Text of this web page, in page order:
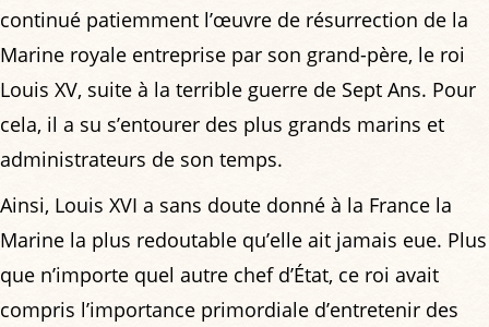
continué patiemment l’œuvre de résurrection de la
Marine royale entreprise par son grand-père, le roi
Louis XV, suite à la terrible guerre de Sept Ans. Pour
cela, il a su s’entourer des plus grands marins et
administrateurs de son temps.
Ainsi, Louis XVI a sans doute donné à la France la
Marine la plus redoutable qu’elle ait jamais eue. Plus
que n’importe quel autre chef d’État, ce roi avait
compris l’importance primordiale d’entretenir des